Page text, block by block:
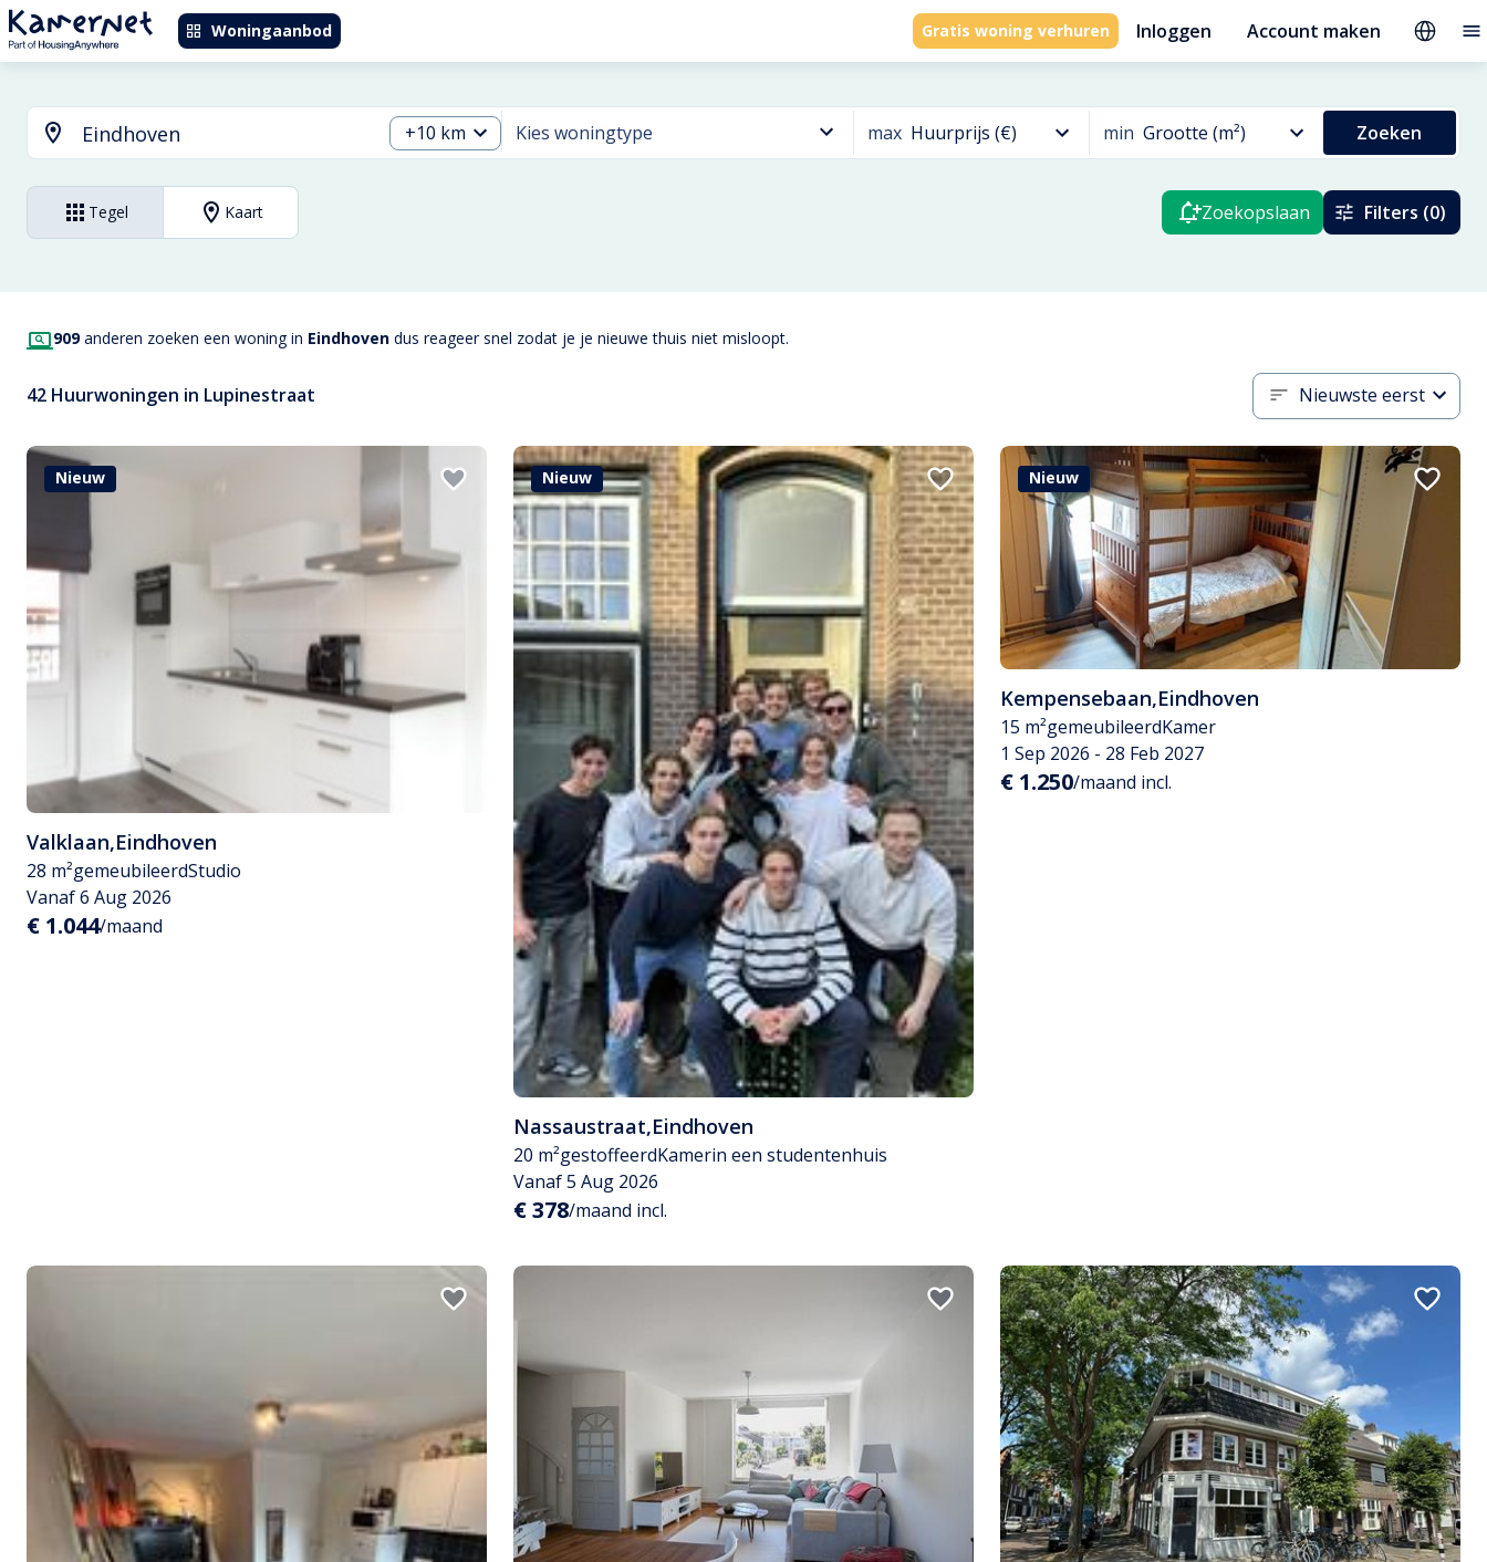
Woningaanbod Gratis woning verhuren Inloggen Account maken
+10 km Kies woningtype max Huurprijs (€) min Grootte (m²) Zoeken
Tegel Kaart Zoekopslaan Filters (0)
909anderen zoeken een woning in Eindhoven dus reageer snel zodat je je nieuwe thuis niet misloopt.
42 Huurwoningen in Lupinestraat Nieuwste eerst
Nieuw
Valklaan,Eindhoven
28 m²gemeubileerdStudio
Vanaf 6 Aug 2026
€ 1.044/maand
Nieuw
Nassaustraat,Eindhoven
20 m²gestoffeerdKamerin een studentenhuis
Vanaf 5 Aug 2026
€ 378/maand incl.
Nieuw
Kempensebaan,Eindhoven
15 m²gemeubileerdKamer
1 Sep 2026 - 28 Feb 2027
€ 1.250/maand incl.